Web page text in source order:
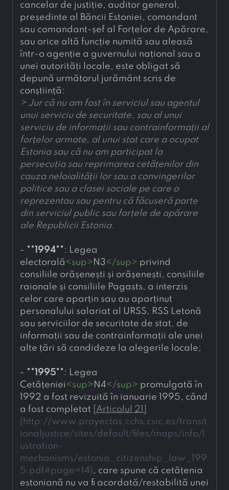
cancelar de justiție, auditor general,
președinte al Băncii Estoniei, comandant
sau comandant-șef al Forțelor de Apărare,
sau orice altă funcție numită sau aleasă
într-o agenție a guvernului național sau a
unei autorități locale, este obligat să
depună următorul jurământ scris de
conștiință:
> Jur că nu am fost în serviciul sau agentul
unui serviciu de securitate, sau al unui
serviciu de informații sau contrainformații al
forțelor armate, al unui stat care a ocupat
Estonia sau că nu am participat la
persecuția sau reprimarea cetățenilor din
cauza neloialității lor sau a convingerilor
politice sau a clasei sociale pe care o
reprezentau sau pentru că făcuseră parte
din serviciul public sau forțele de apărare
ale Republicii Estonia.
- **1994** : Legea
electorală<sup> N3</sup> privind
consiliile orășenești și orășenești, consiliile
raionale și consiliile Pagasts, a interzis
celor care aparțin sau au aparținut
personalului salariat al URSS, RSS Letonă
sau serviciilor de securitate de stat, de
informații sau de contrainformații ale unei
alte țări să candideze la alegerile locale;
- **1995** : Legea
Cetățeniei<sup> N4</sup> promulgată în
1992 a fost revizuită în ianuarie 1995, când
a fost completat
Articolul 21
( http://www.proyectos.cchs.csic.es/transit
ionaljustice/sites/default/files/maps/info/l
ustration-
mechanisms/estonia_citizenship_law_199
5.pdf#page=14), care spune că cetățenia
estoniană nu va fi acordată/restabilită unei